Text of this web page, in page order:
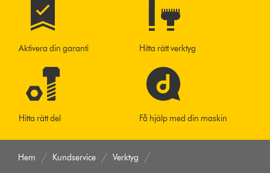
Aktivera din garanti Hitta rätt verktyg
Hitta rätt del Få hjälp med din maskin
Hem Kundservice Verktyg